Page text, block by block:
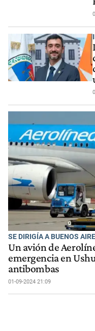
SE DIRIGÍA A BUENOS
Un avión de
emergencia en
antibombas
01-09-2024 21:09